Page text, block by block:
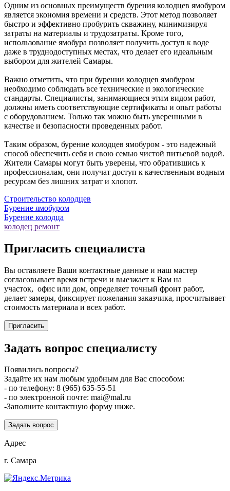
Одним из основных преимуществ бурения колодцев ямобуром
является экономия времени и средств. Этот метод позволяет
быстро и эффективно пробурить скважину, минимизируя
затраты на материалы и трудозатраты. Кроме того,
использование ямобура позволяет получить доступ к воде
даже в труднодоступных местах, что делает его идеальным
выбором для жителей Самары.
Важно отметить, что при бурении колодцев ямобуром
необходимо соблюдать все технические и экологические
стандарты. Специалисты, занимающиеся этим видом работ,
должны иметь соответствующие сертификаты и опыт работы
с оборудованием. Только так можно быть уверенными в
качестве и безопасности проведенных работ.
Таким образом, бурение колодцев ямобуром - это надежный
способ обеспечить себя и свою семью чистой питьевой водой.
Жители Самары могут быть уверены, что обратившись к
профессионалам, они получат доступ к качественным водным
ресурсам без лишних затрат и хлопот.
Строительство колодцев
Бурение ямобуром
Бурение колодца
колодец ремонт
Пригласить специалиста
Вы оставляете Ваши контактные данные и наш мастер
согласовывает время встречи и выезжает к Вам на
участок, офис или дом, определяет точный фронт работ,
делает замеры, фиксирует пожелания заказчика, просчитывает
стоимость материала и всех работ.
Пригласить
Задать вопрос специалисту
Появились вопросы?
Задайте их нам любым удобным для Вас способом:
- по телефону: 8 (965) 635-55-51
- по электронной почте: mai@mal.ru
-Заполните контактную форму ниже.
Задать вопрос
Адрес
г. Самара